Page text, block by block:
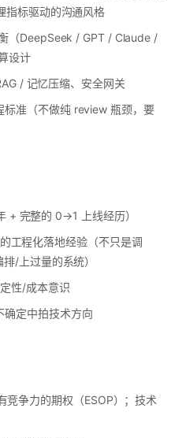
指标驱动的沟通风格
（DeepSeek / GPT / Claude /
设计
/ 记忆压缩、安全网关
标准（不做纯 review 瓶颈，要
+ 完整的 0→1 上线经历）
工程化落地经验（不只是调
/上过量的系统）
性/成本意识
确定中拍技术方向
争力的期权（ESOP）；技术